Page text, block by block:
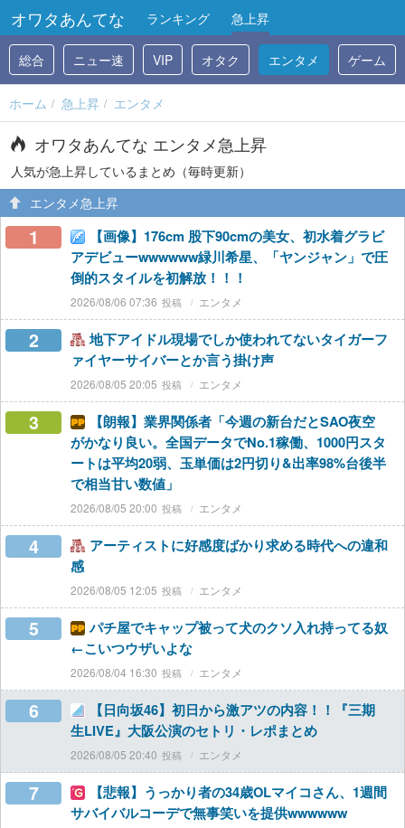
オワタあんてな ランキング 急上昇
総合 ニュー速 VIP オタク エンタメ ゲーム
ホーム 急上昇 エンタメ
オワタあんてな エンタメ急上昇
人気が急上昇しているまとめ（毎時更新）
エンタメ急上昇
1
【画像】176cm 股下90cmの美女、初水着グラビ
アデビューwwwwww緑川希星、「ヤンジャン」で圧
倒的スタイルを初解放！！！
2026/08/06 07:36 エンタメ
2
地下アイドル現場でしか使われてないタイガーフ
ァイヤーサイバーとか言う掛け声
2026/08/05 20:05 エンタメ
3
【朗報】業界関係者「今週の新台だとSAO夜空
がかなり良い。全国データでNo.1稼働、1000円スタ
ートは平均20弱、玉単価は2円切り&出率98%台後半
で相当甘い数値」
2026/08/05 20:00 エンタメ
4
アーティストに好感度ばかり求める時代への違和
感
2026/08/05 12:05 エンタメ
5
パチ屋でキャップ被って犬のクソ入れ持ってる奴
←こいつウザいよな
2026/08/04 16:30 エンタメ
6
【日向坂46】初日から激アツの内容！！『三期
生LIVE』大阪公演のセトリ・レポまとめ
2026/08/05 20:40 エンタメ
7
【悲報】うっかり者の34歳OLマイコさん、1週間
サバイバルコーデで無事笑いを提供wwwwww